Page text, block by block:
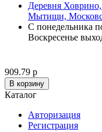
Деревня
Мытищи,
С понедельника
Воскресенье
909.79 р
В корзину
Каталог
Авторизация
Регистрация